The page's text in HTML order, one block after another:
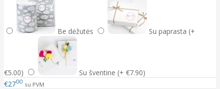
Be dėžutės Su paprasta (+
€5.00)
Su šventine (+ €7.90)
€2700 su PVM